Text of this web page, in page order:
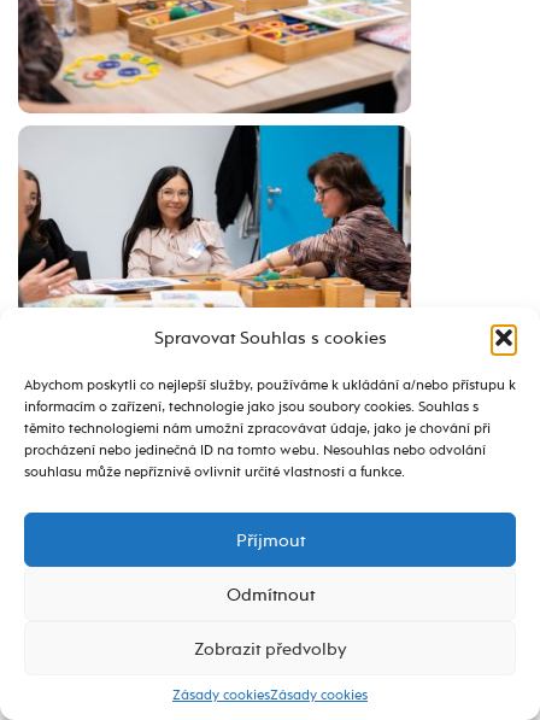
Spravovat Souhlas s cookies
Abychom poskytli co nejlepší služby, používáme k ukládání a/nebo přístupu k
informacím o zařízení, technologie jako jsou soubory cookies. Souhlas s
těmito technologiemi nám umožní zpracovávat údaje, jako je chování při
procházení nebo jedinečná ID na tomto webu. Nesouhlas nebo odvolání
souhlasu může nepříznivě ovlivnit určité vlastnosti a funkce.
Příjmout
Odmítnout
Zobrazit předvolby
Zásady cookiesZásady cookies